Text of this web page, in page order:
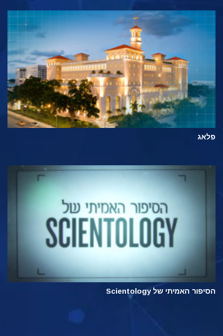
פלאג
הסיפור האמיתי של Scientology